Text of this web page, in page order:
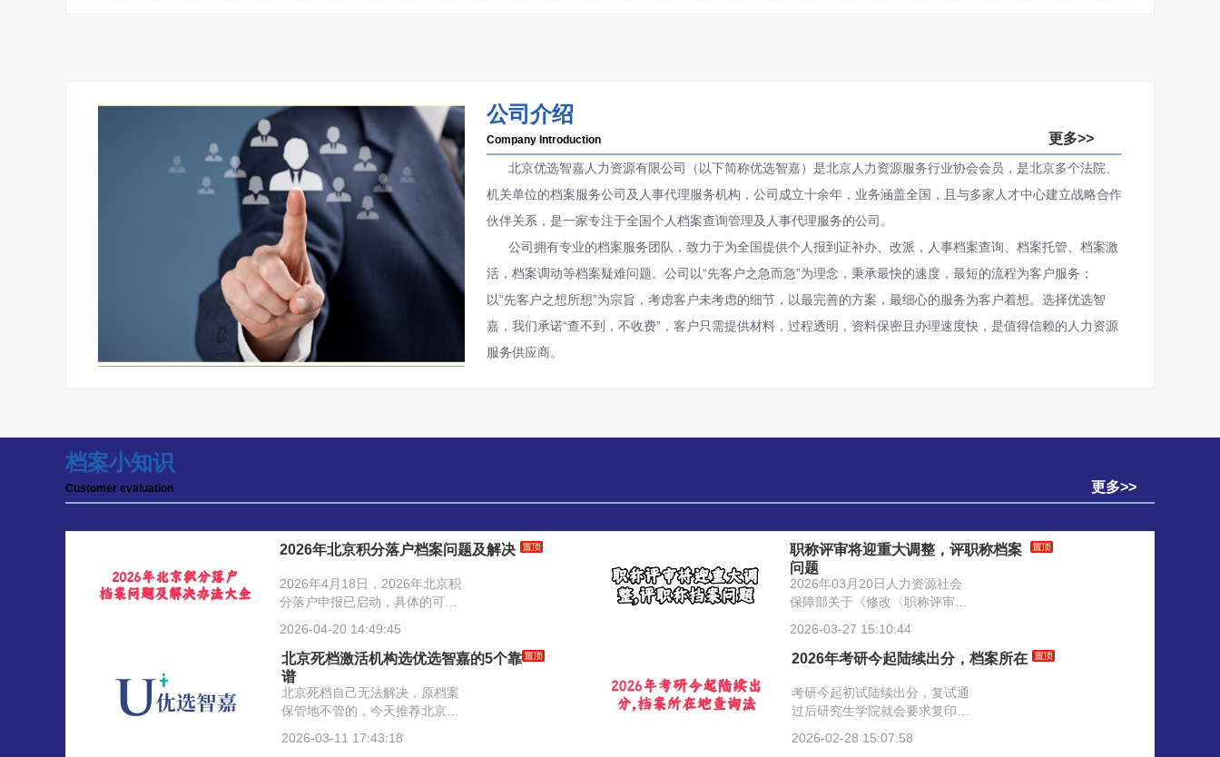
公司介绍
Company Introduction 更多>>
北京优选智嘉人力资源有限公司（以下简称优选智嘉）是北京人力资源服务行业协会会员，是北京多个法院、
机关单位的档案服务公司及人事代理服务机构，公司成立十余年，业务涵盖全国，且与多家人才中心建立战略合作
伙伴关系，是一家专注于全国个人档案查询管理及人事代理服务的公司。
公司拥有专业的档案服务团队，致力于为全国提供个人报到证补办、改派，人事档案查询、档案托管、档案激
活，档案调动等档案疑难问题。公司以“先客户之急而急”为理念，秉承最快的速度，最短的流程为客户服务；
以“先客户之想所想”为宗旨，考虑客户未考虑的细节，以最完善的方案，最细心的服务为客户着想。选择优选智
嘉，我们承诺“查不到，不收费”，客户只需提供材料，过程透明，资料保密且办理速度快，是值得信赖的人力资源
服务供应商。
档案小知识
Customer evaluation 更多>>
2026年北京积分落户档案问题及解决
2026年4月18日，2026年北京积
分落户申报已启动，具体的可登
官方网站积分落户服务专栏查看
需准备材料、注册关联、公示和
落户办理等手册。今天北京优选
智嘉人力资源服务机构就将往年
办理积分落户遇到的档案问题做
2026-04-20 14:49:45
职称评审将迎重大调整，评职称档案
问题
2026年03月20日人力资源社会
保障部关于《修改〈职称评审管
稿）》公开征求意见的通知，职
称评审将迎重大调整！其中档案
不管是档案在个人手里、档案材
料出现遗失、档案内学历、学
息不一致等问题的，都建议是提
2026-03-27 15:10:44
北京死档激活机构选优选智嘉的5个靠
谱
北京死档自己无法解决，原档案
保管地不管的，今天推荐北京优
是在北京市经营性人力资源服务
2026-03-11 17:43:18
2026年考研今起陆续出分，档案所在
考研今起初试陆续出分，复试通
过后研究生学院就会要求复印成
函，依据你考研报名填写的档案
2026-02-28 15:07:58